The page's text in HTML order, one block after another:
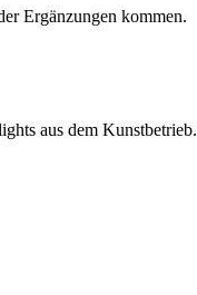
Ergänzungen kommen.
aus dem Kunstbetrieb.